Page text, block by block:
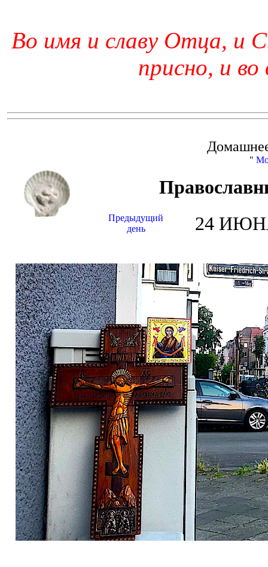
Во имя и славу Отца, и
присно, и во
"
Предыдущий
день
24